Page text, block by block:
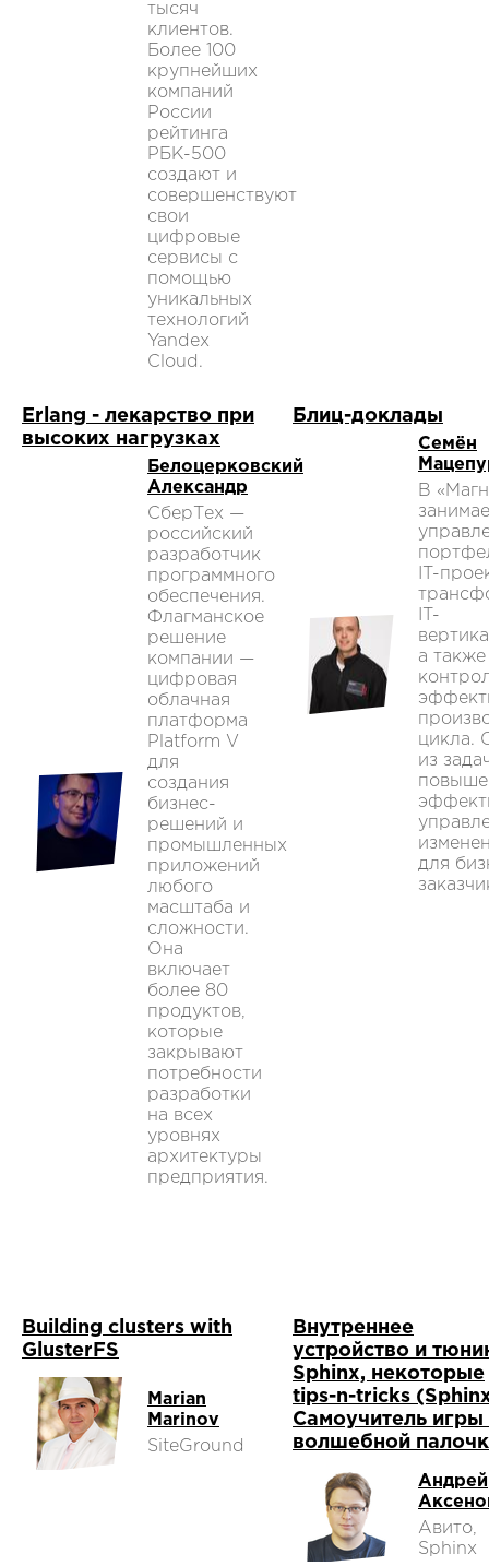
тысяч
клиентов.
Более 100
крупнейших
компаний
России
рейтинга
РБК-500
создают и
совершенствуют
свои
цифровые
сервисы с
помощью
уникальных
технологий
Yandex
Cloud.
Erlang - лекарство при
высоких нагрузках
Белоцерковский
Александр
СберТех —
российский
разработчик
программного
обеспечения.
Флагманское
решение
компании —
цифровая
облачная
платформа
Platform V
для
создания
бизнес-
решений и
промышленных
приложений
любого
масштаба и
сложности.
Она
включает
более 80
продуктов,
которые
закрывают
потребности
разработки
на всех
уровнях
архитектуры
предприятия.
Блиц-доклады
Семён
В
IT-
IT-
а также
цикла.
из
для
Building clusters with
GlusterFS
Marian
Marinov
SiteGround
Внутреннее
устройство и
Sphinx, некоторые
tips-n-tricks
Самоучитель игры
волшебной
Андрей
Авито,
Sphinx